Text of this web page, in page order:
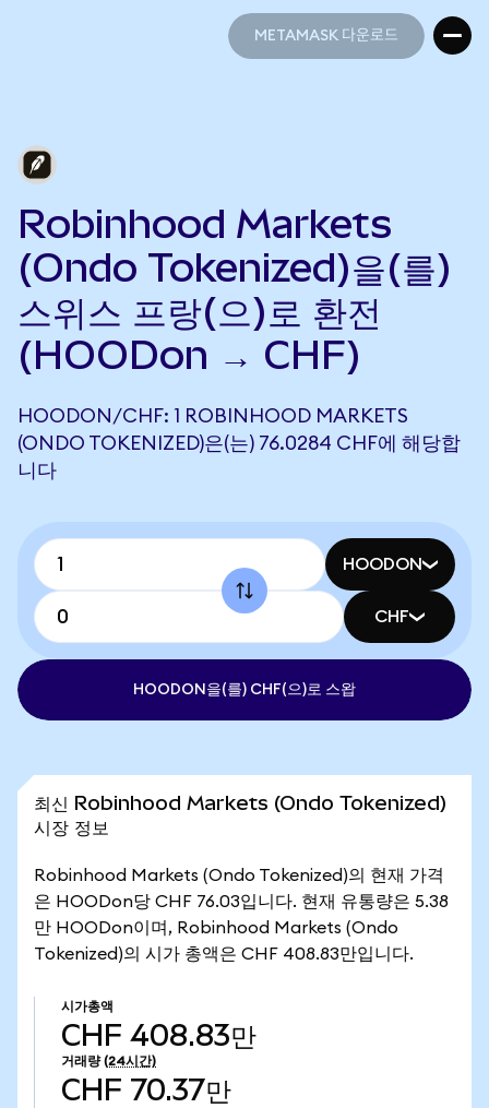
METAMASK 다운로드
Robinhood Markets
(Ondo Tokenized)을(를)
스위스 프랑(으)로 환전
(HOODon → CHF)
HOODON/CHF: 1 ROBINHOOD MARKETS
(ONDO TOKENIZED)은(는) 76.0284 CHF에 해당합
니다
HOODON
CHF
HOODON을(를) CHF(으)로 스왑
최신 Robinhood Markets (Ondo Tokenized)
시장 정보
Robinhood Markets (Ondo Tokenized)의 현재 가격
은 HOODon당 CHF 76.03입니다. 현재 유통량은 5.38
만 HOODon이며, Robinhood Markets (Ondo
Tokenized)의 시가 총액은 CHF 408.83만입니다.
시가총액
CHF 408.83만
거래량 (24시간)
CHF 70.37만